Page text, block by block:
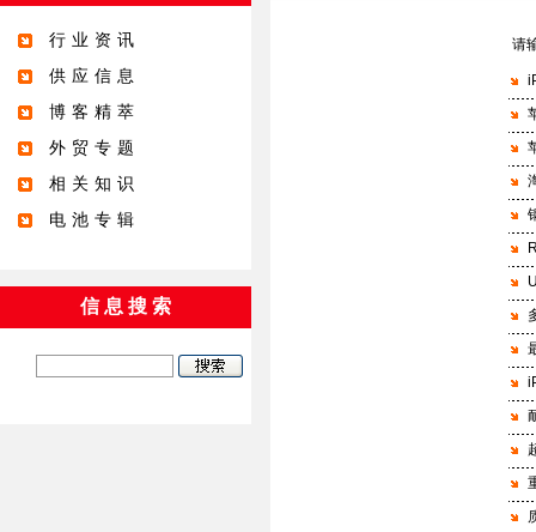
行业资讯
供应信息
博客精萃
外贸专题
相关知识
电池专辑
信 息 搜 索
请